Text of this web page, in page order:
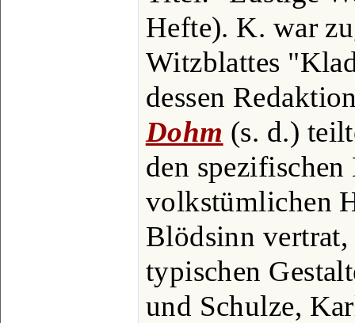
Hefte). K. war
Witzblattes
dessen
Dohm (s. d.)
den
volkstümlichen
Blödsinn
typischen
und Schulze,